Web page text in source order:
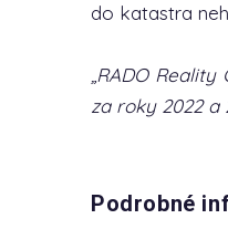
do katastra
„RADO
za roky 2022 a
Podrobné